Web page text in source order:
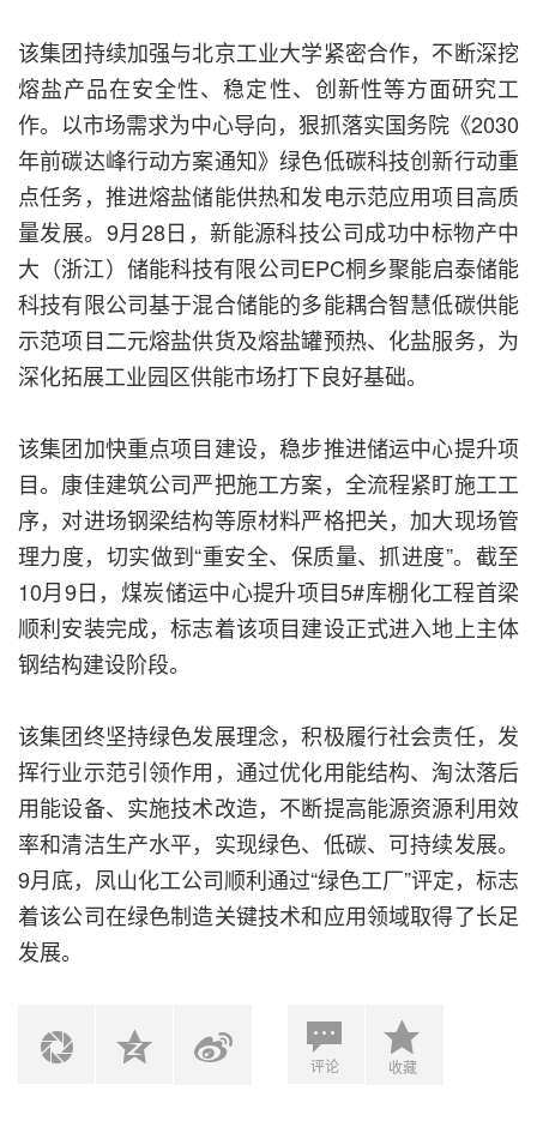
该集团持续加强与北京工业大学紧密合作，不断深挖
熔盐产品在安全性、稳定性、创新性等方面研究工
作。以市场需求为中心导向，狠抓落实国务院《2030
年前碳达峰行动方案通知》绿色低碳科技创新行动重
点任务，推进熔盐储能供热和发电示范应用项目高质
量发展。9月28日，新能源科技公司成功中标物产中
大（浙江）储能科技有限公司EPC桐乡聚能启泰储能
科技有限公司基于混合储能的多能耦合智慧低碳供能
示范项目二元熔盐供货及熔盐罐预热、化盐服务，为
深化拓展工业园区供能市场打下良好基础。
该集团加快重点项目建设，稳步推进储运中心提升项
目。康佳建筑公司严把施工方案，全流程紧盯施工工
序，对进场钢梁结构等原材料严格把关，加大现场管
理力度，切实做到“重安全、保质量、抓进度”。截至
10月9日，煤炭储运中心提升项目5#库棚化工程首梁
顺利安装完成，标志着该项目建设正式进入地上主体
钢结构建设阶段。
该集团终坚持绿色发展理念，积极履行社会责任，发
挥行业示范引领作用，通过优化用能结构、淘汰落后
用能设备、实施技术改造，不断提高能源资源利用效
率和清洁生产水平，实现绿色、低碳、可持续发展。
9月底，凤山化工公司顺利通过“绿色工厂”评定，标志
着该公司在绿色制造关键技术和应用领域取得了长足
发展。
评论 收藏